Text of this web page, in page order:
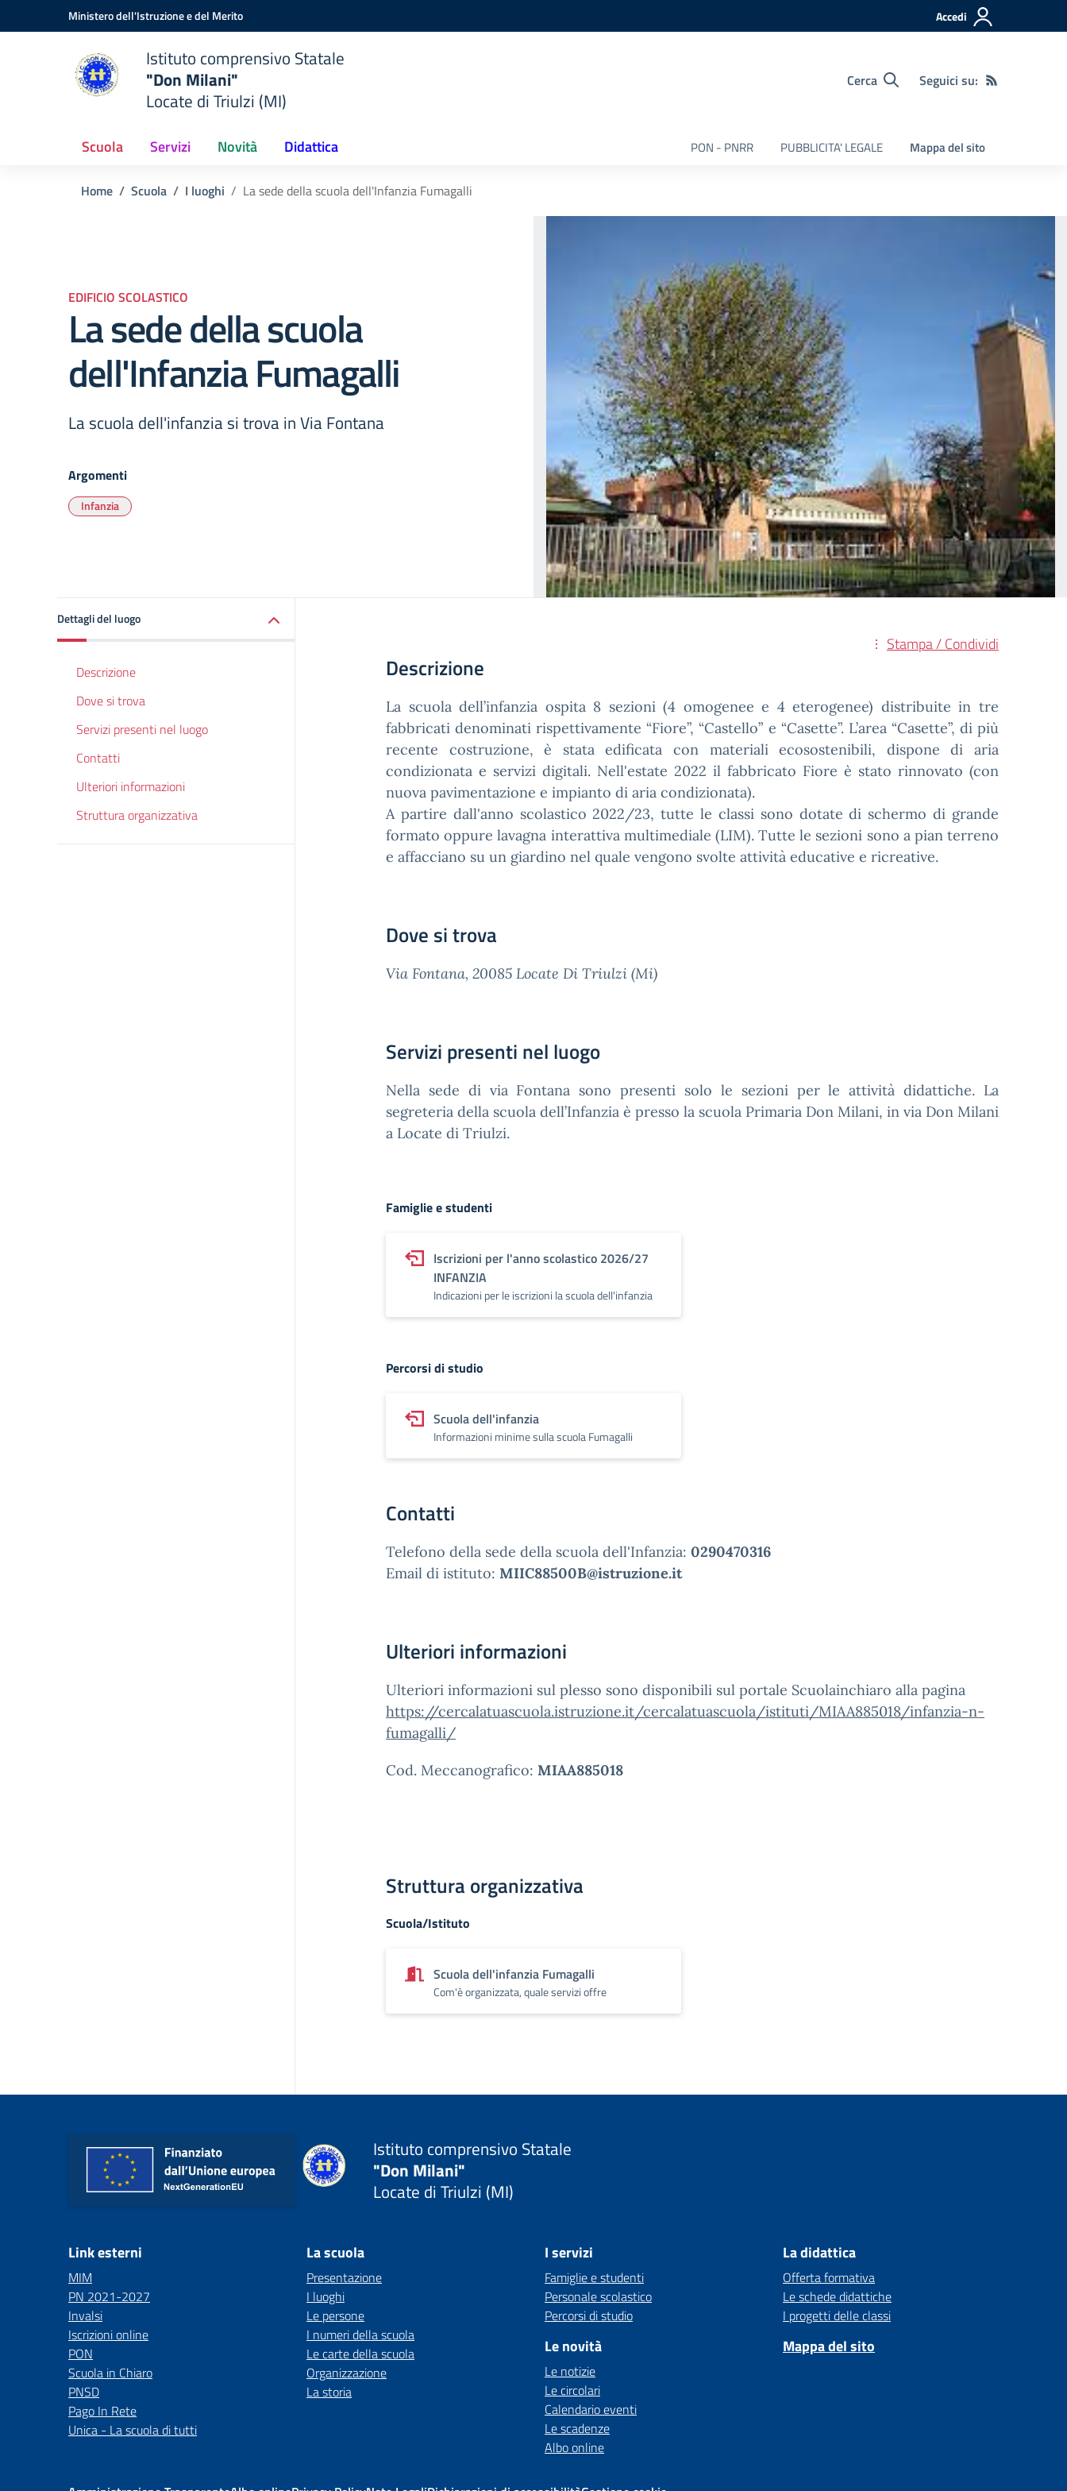
Vai ai contenuti
Vai al menu di navigazioneMinistero dell'Istruzione e del Merito Accedi
Istituto comprensivo Statale
"Don Milani"
Locate di Triulzi (MI)
Cerca Seguici su:
Scuola Servizi Novità Didattica PON - PNRR PUBBLICITA' LEGALE Mappa del sito
Home Scuola I luoghi La sede della scuola dell'Infanzia Fumagalli
EDIFICIO SCOLASTICO
La sede della scuola
dell'Infanzia Fumagalli
La scuola dell'infanzia si trova in Via Fontana
Argomenti
Infanzia
Dettagli del luogo
Descrizione
Dove si trova
Servizi presenti nel luogo
Contatti
Ulteriori informazioni
Struttura organizzativa
Stampa / Condividi
Descrizione
La scuola dell’infanzia ospita 8 sezioni (4 omogenee e 4 eterogenee) distribuite in tre
fabbricati denominati rispettivamente “Fiore”, “Castello” e “Casette”. L’area “Casette”, di più
recente costruzione, è stata edificata con materiali ecosostenibili, dispone di aria
condizionata e servizi digitali. Nell'estate 2022 il fabbricato Fiore è stato rinnovato (con
nuova pavimentazione e impianto di aria condizionata).
A partire dall'anno scolastico 2022/23, tutte le classi sono dotate di schermo di grande
formato oppure lavagna interattiva multimediale (LIM). Tutte le sezioni sono a pian terreno
e affacciano su un giardino nel quale vengono svolte attività educative e ricreative.
Dove si trova
Via Fontana, 20085 Locate Di Triulzi (Mi)
Servizi presenti nel luogo
Nella sede di via Fontana sono presenti solo le sezioni per le attività didattiche. La
segreteria della scuola dell’Infanzia è presso la scuola Primaria Don Milani, in via Don Milani
a Locate di Triulzi.
Famiglie e studenti
Iscrizioni per l'anno scolastico 2026/27
INFANZIA
Indicazioni per le iscrizioni la scuola dell'infanzia
Percorsi di studio
Scuola dell'infanzia
Informazioni minime sulla scuola Fumagalli
Contatti
Telefono della sede della scuola dell'Infanzia: 0290470316
Email di istituto: MIIC88500B@istruzione.it
Ulteriori informazioni
Ulteriori informazioni sul plesso sono disponibili sul portale Scuolainchiaro alla pagina
https://cercalatuascuola.istruzione.it/cercalatuascuola/istituti/MIAA885018/infanzia-n-
fumagalli/
Cod. Meccanografico: MIAA885018
Struttura organizzativa
Scuola/Istituto
Scuola dell'infanzia Fumagalli
Com'è organizzata, quale servizi offre
Istituto comprensivo Statale
"Don Milani"
Locate di Triulzi (MI)
Link esterni
MIM
PN 2021-2027
Invalsi
Iscrizioni online
PON
Scuola in Chiaro
PNSD
Pago In Rete
Unica - La scuola di tutti
La scuola
Presentazione
I luoghi
Le persone
I numeri della scuola
Le carte della scuola
Organizzazione
La storia
I servizi
Famiglie e studenti
Personale scolastico
Percorsi di studio
Le novità
Le notizie
Le circolari
Calendario eventi
Le scadenze
Albo online
La didattica
Offerta formativa
Le schede didattiche
I progetti delle classi
Mappa del sito